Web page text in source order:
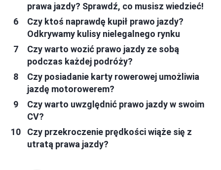
prawa jazdy? Sprawdź, co musisz wiedzieć!
Czy ktoś naprawdę kupił prawo jazdy?
Odkrywamy kulisy nielegalnego rynku
Czy warto wozić prawo jazdy ze sobą
podczas każdej podróży?
Czy posiadanie karty rowerowej umożliwia
jazdę motorowerem?
Czy warto uwzględnić prawo jazdy w swoim
CV?
Czy przekroczenie prędkości wiąże się z
utratą prawa jazdy?